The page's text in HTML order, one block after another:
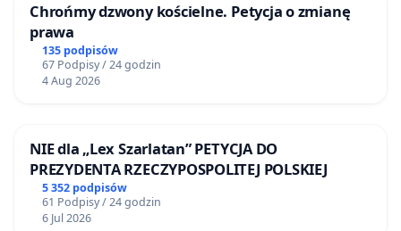
Chrońmy dzwony kościelne. Petycja o zmianę
prawa
135 podpisów
67 Podpisy / 24 godzin
4 Aug 2026
NIE dla „Lex Szarlatan” PETYCJA DO
PREZYDENTA RZECZYPOSPOLITEJ POLSKIEJ
5 352 podpisów
61 Podpisy / 24 godzin
6 Jul 2026